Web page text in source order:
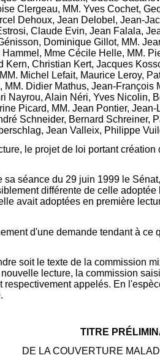
Clergeau, MM. Yves Cochet,
Dehoux, Jean Delobel, Jean-
Claude Evin, Jean Falala,
Dominique Gillot, MM.
Mme Cécile Helle, MM.
Christian Kert, Jacques
Michel Lefait, Maurice Leroy,
Didier Mathus, Jean-
Nayrou, Alain Néri, Yves Nicolin,
Picard, MM. Jean Pontier,
Schneider, Bernard Schreiner,
Jean Valleix, Philippe
le projet de loi portant
séance du 29 juin 1999 le
différente de celle
avait adoptées en première
d'une demande tendant à
soit le texte de la commission
lecture, la commission
appelés. En
TITRE
DE LA COUVERTURE